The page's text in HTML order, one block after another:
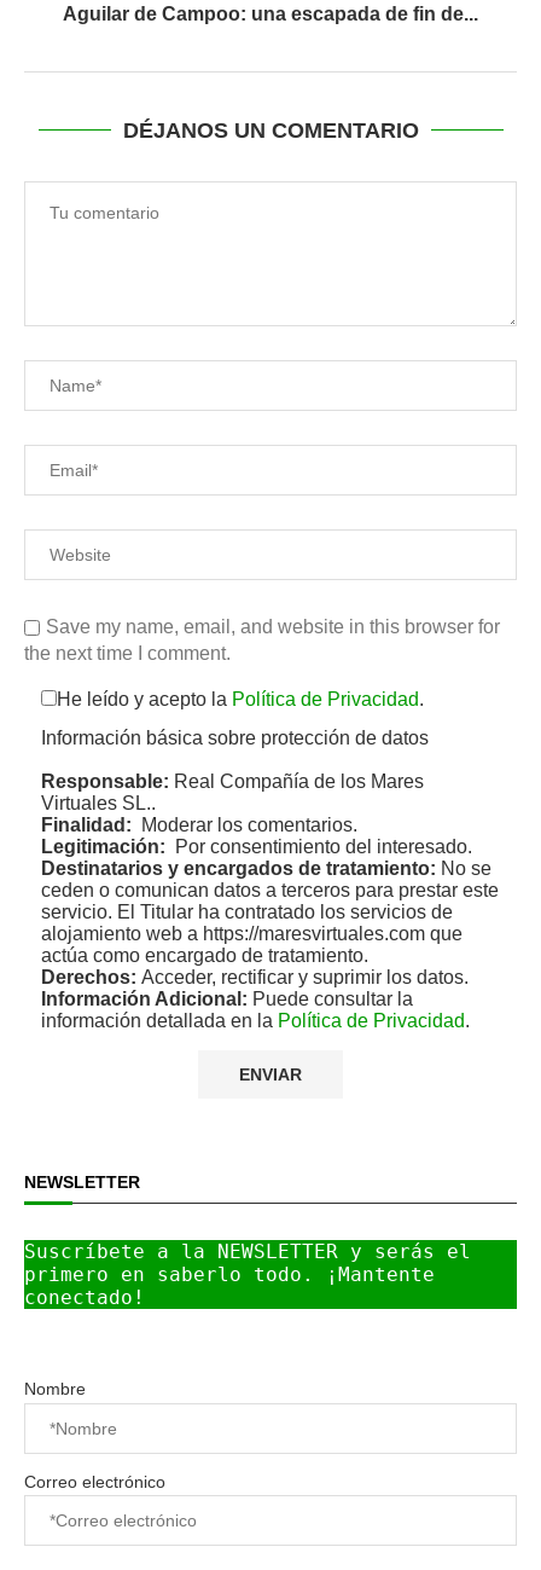
Aguilar de Campoo: una escapada de fin de...
DÉJANOS UN COMENTARIO
Save my name, email, and website in this browser for
the next time I comment.
He leído y acepto la Política de Privacidad.
Información básica sobre protección de datos
Responsable: Real Compañía de los Mares
Virtuales SL..
Finalidad: Moderar los comentarios.
Legitimación: Por consentimiento del interesado.
Destinatarios y encargados de tratamiento: No se
ceden o comunican datos a terceros para prestar este
servicio. El Titular ha contratado los servicios de
alojamiento web a https://maresvirtuales.com que
actúa como encargado de tratamiento.
Derechos: Acceder, rectificar y suprimir los datos.
Información Adicional: Puede consultar la
información detallada en la Política de Privacidad.
NEWSLETTER
Suscríbete a la NEWSLETTER y serás el
primero en saberlo todo. ¡Mantente
conectado!
Nombre
Correo electrónico